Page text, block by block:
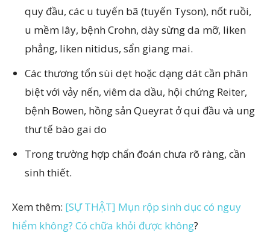
quy đầu, các u tuyến bã (tuyến Tyson), nốt ruồi,
u mềm lây, bệnh Crohn, dày sừng da mỡ, liken
phẳng, liken nitidus, sẩn giang mai.
Các thương tổn sùi dẹt hoặc dạng dát cần phân
biệt với vảy nến, viêm da dầu, hội chứng Reiter,
bệnh Bowen, hồng sản Queyrat ở qui đầu và ung
thư tế bào gai do
Trong trường hợp chẩn đoán chưa rõ ràng, cần
sinh thiết.
Xem thêm: [SỰ THẬT] Mụn rộp sinh dục có nguy
hiểm không? Có chữa khỏi được không?